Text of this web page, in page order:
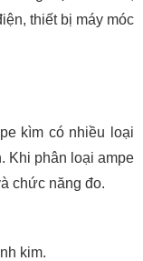
thiết bị máy móc
kìm có nhiều loại
Khi phân loại ampe
chức năng đo.
kim.